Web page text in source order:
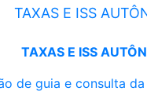
TAXAS E ISS
TAXAS E ISS
de guia e consulta